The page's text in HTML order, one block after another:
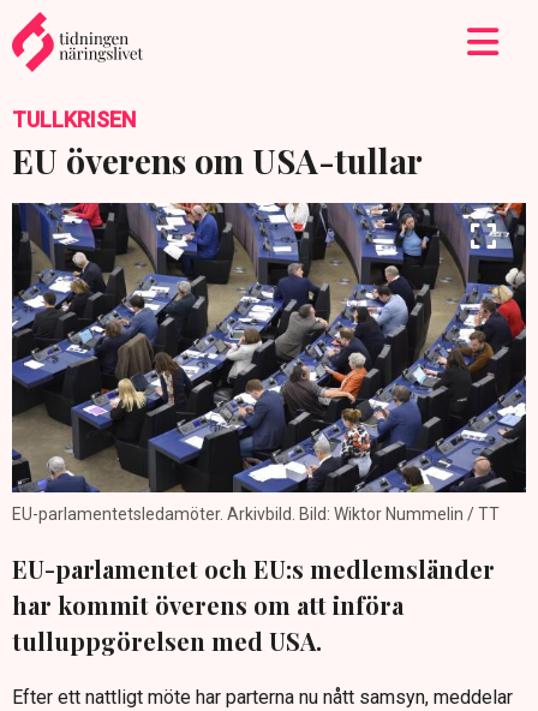
TULLKRISEN
EU överens om USA-tullar
EU-parlamentetsledamöter. Arkivbild. Bild: Wiktor Nummelin / TT
EU-parlamentet och EU:s medlemsländer
har kommit överens om att införa
tulluppgörelsen med USA.
Efter ett nattligt möte har parterna nu nått samsyn, meddelar